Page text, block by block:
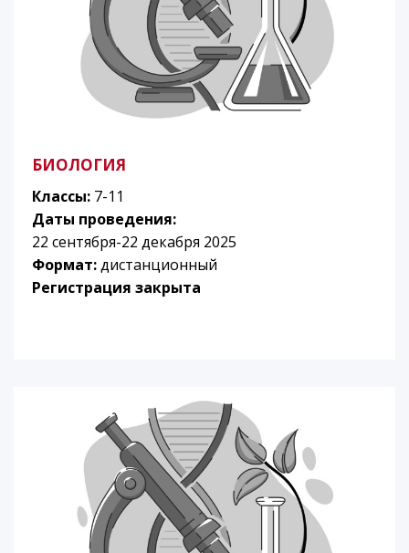
БИОЛОГИЯ
Классы: 7-11
Даты проведения:
22 сентября-22 декабря 2025
Формат:дистанционный
Регистрация закрыта